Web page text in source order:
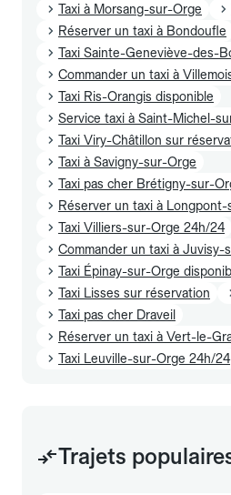
Taxi à Morsang-sur-Orge
Réserver un taxi à Bondoufle
Taxi Sainte-Geneviève-des-
Commander un taxi à
Taxi Ris-Orangis disponible
Service taxi à Saint-Michel-
Taxi Viry-Châtillon sur
Taxi à Savigny-sur-Orge
Taxi pas cher Brétigny-sur-
Réserver un taxi à
Taxi Villiers-sur-Orge 24h/24
Commander un taxi à Juvisy-
Taxi Épinay-sur-Orge
Taxi Lisses sur réservation
Taxi pas cher Draveil
Réserver un taxi à Vert-le-
Taxi Leuville-sur-Orge 24h/24
Trajets